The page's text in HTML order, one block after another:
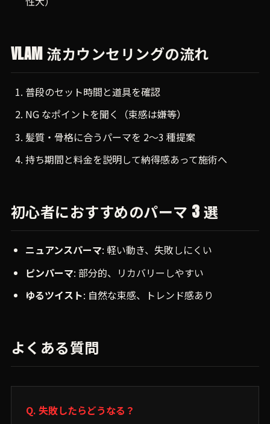
VLAM 流カウンセリングの流れ
普段のセット時間と道具を確認
NG なポイントを聞く（束感は嫌等）
髪質・骨格に合うパーマを 2〜3 種提案
持ち期間と料金を説明して納得感あって施術へ
初心者におすすめのパーマ 3 選
ニュアンスパーマ: 軽い動き、失敗しにくい
ピンパーマ: 部分的、リカバリーしやすい
ゆるツイスト: 自然な束感、トレンド感あり
よくある質問
Q. 失敗したらどうなる？